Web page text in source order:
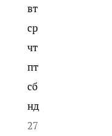
вт
ср
чт
пт
сб
нд
27